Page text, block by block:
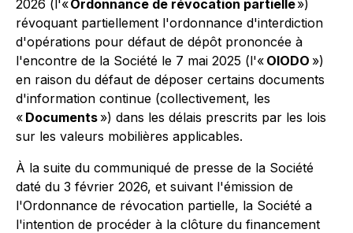
2026 (l'«Ordonnance de révocation partielle»)
révoquant partiellement l'ordonnance d'interdiction
d'opérations pour défaut de dépôt prononcée à
l'encontre de la Société le 7 mai 2025 (l'« OIODO »)
en raison du défaut de déposer certains documents
d'information continue (collectivement, les
« Documents ») dans les délais prescrits par les lois
sur les valeurs mobilières applicables.
À la suite du communiqué de presse de la Société
daté du 3 février 2026, et suivant l'émission de
l'Ordonnance de révocation partielle, la Société a
l'intention de procéder à la clôture du financement